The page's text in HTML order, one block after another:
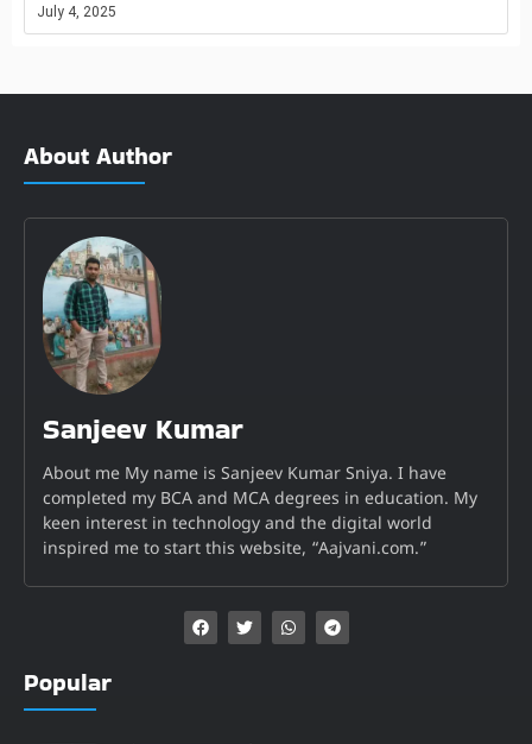
July 4, 2025
About Author
Sanjeev Kumar
About me My name is Sanjeev Kumar Sniya. I have
completed my BCA and MCA degrees in education. My
keen interest in technology and the digital world
inspired me to start this website, “Aajvani.com.”
Popular